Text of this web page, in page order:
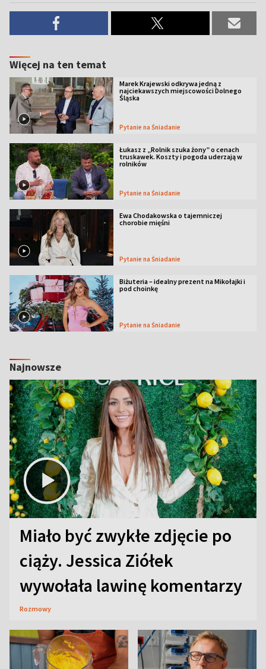
Więcej na ten temat
Marek Krajewski odkrywa jedną z
najciekawszych miejscowości Dolnego
Śląska
Pytanie na Śniadanie
Łukasz z „Rolnik szuka żony” o cenach
truskawek. Koszty i pogoda uderzają w
rolników
Pytanie na Śniadanie
Ewa Chodakowska o tajemniczej
chorobie mięśni
Pytanie na Śniadanie
Biżuteria – idealny prezent na Mikołajki i
pod choinkę
Pytanie na Śniadanie
Najnowsze
Miało być zwykłe zdjęcie po
ciąży. Jessica Ziółek
wywołała lawinę komentarzy
Rozmowy